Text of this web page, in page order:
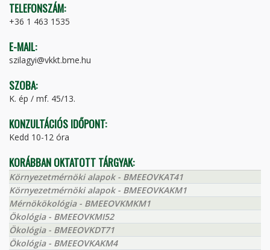
TELEFONSZÁM:
+36 1 463 1535
E-MAIL:
szilagyi@vkkt.bme.hu
SZOBA:
K. ép / mf. 45/13.
KONZULTÁCIÓS IDŐPONT:
Kedd 10-12 óra
KORÁBBAN OKTATOTT TÁRGYAK:
Környezetmérnöki alapok - BMEEOVKAT41
Környezetmérnöki alapok - BMEEOVKAKM1
Mérnökökológia - BMEEOVKMKM1
Ökológia - BMEEOVKMI52
Ökológia - BMEEOVKDT71
Ökológia - BMEEOVKAKM4